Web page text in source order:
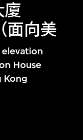
廈
面向美
elevation
House
Kong